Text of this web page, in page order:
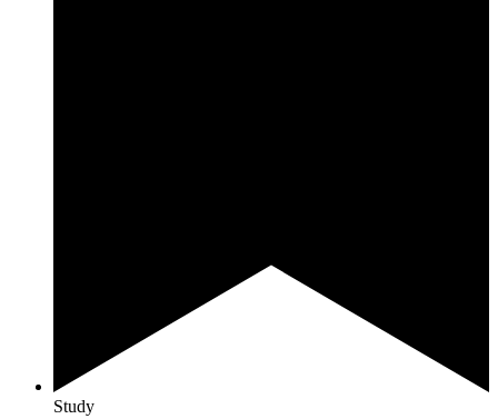
Study